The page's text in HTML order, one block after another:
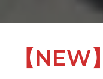
【NEW】